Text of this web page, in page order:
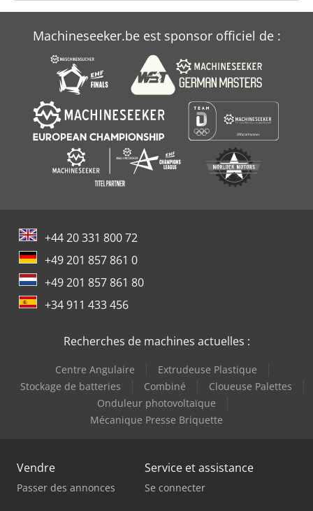
Machineseeker.be est sponsor officiel de :
+44 20 331 800 72
+49 201 857 861 0
+49 201 857 861 80
+34 911 433 456
Recherches de machines actuelles :
Centre Angulaire
Extrudeuse Plastique
Stockage de batteries
Combiné
Cloueuse Palettes
Onduleur photovoltaïque
Mécanique Presse Briquette
Vendre
Passer des annonces
Service et assistance
Se connecter